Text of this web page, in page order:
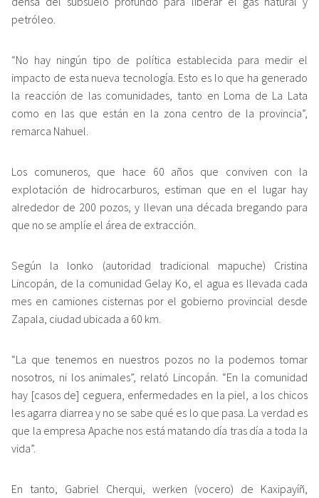
petróleo.
“No hay ningún tipo de política establecida para medir el
impacto de esta nueva tecnología. Esto es lo que ha generado
la reacción de las comunidades, tanto en Loma de La Lata
como en las que están en la zona centro de la provincia”,
remarca Nahuel.
Los comuneros, que hace 60 años que conviven con la
explotación de hidrocarburos, estiman que en el lugar hay
alrededor de 200 pozos, y llevan una década bregando para
que no se amplíe el área de extracción.
Según la lonko (autoridad tradicional mapuche) Cristina
Lincopán, de la comunidad Gelay Ko, el agua es llevada cada
mes en camiones cisternas por el gobierno provincial desde
Zapala, ciudad ubicada a 60 km.
“La que tenemos en nuestros pozos no la podemos tomar
nosotros, ni los animales”, relató Lincopán. “En la comunidad
hay [casos de] ceguera, enfermedades en la piel, a los chicos
les agarra diarrea y no se sabe qué es lo que pasa. La verdad es
que la empresa Apache nos está matando día tras día a toda la
vida”.
En tanto, Gabriel Cherqui, werken (vocero) de Kaxipayíñ,